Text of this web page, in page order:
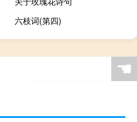
六枝词(第四)
☚